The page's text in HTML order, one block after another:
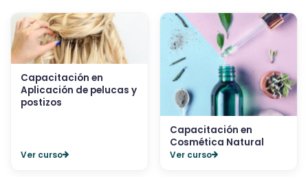
Capacitación en
Aplicación de pelucas y
postizos
Ver curso
Capacitación en
Cosmética Natural
Ver curso